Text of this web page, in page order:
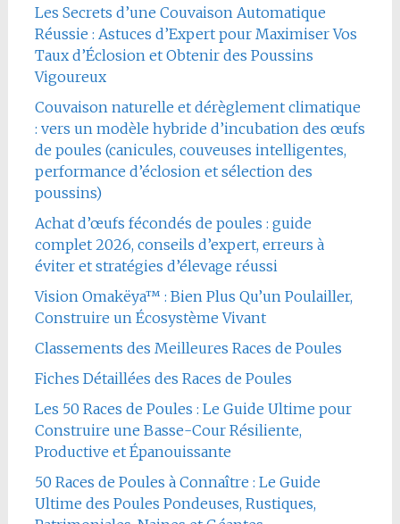
Les Secrets d’une Couvaison Automatique
Réussie : Astuces d’Expert pour Maximiser Vos
Taux d’Éclosion et Obtenir des Poussins
Vigoureux
Couvaison naturelle et dérèglement climatique
: vers un modèle hybride d’incubation des œufs
de poules (canicules, couveuses intelligentes,
performance d’éclosion et sélection des
poussins)
Achat d’œufs fécondés de poules : guide
complet 2026, conseils d’expert, erreurs à
éviter et stratégies d’élevage réussi
Vision Omakëya™ : Bien Plus Qu’un Poulailler,
Construire un Écosystème Vivant
Classements des Meilleures Races de Poules
Fiches Détaillées des Races de Poules
Les 50 Races de Poules : Le Guide Ultime pour
Construire une Basse-Cour Résiliente,
Productive et Épanouissante
50 Races de Poules à Connaître : Le Guide
Ultime des Poules Pondeuses, Rustiques,